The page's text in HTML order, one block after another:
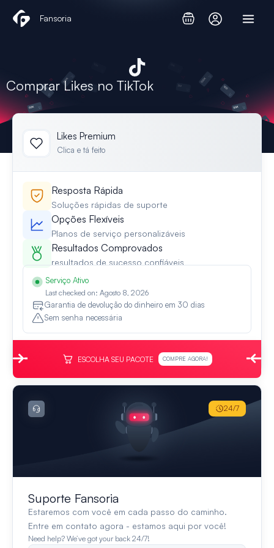
Fansoria
Comprar Likes no TikTok
Likes Premium
Clica e tá feito
Resposta Rápida
Soluções rápidas de suporte
Opções Flexíveis
Planos de serviço personalizáveis
Resultados Comprovados
resultados de sucesso confiáveis
Serviço Ativo
Last checked on: Agosto 8, 2026
Garantia de devolução do dinheiro em 30 dias
Sem senha necessária
ESCOLHA SEU PACOTE COMPRE AGORA!
Suporte Fansoria
Estaremos com você em cada passo do caminho.
Entre em contato agora - estamos aqui por você!
Need help? We’ve got your back 24/7!
24/7